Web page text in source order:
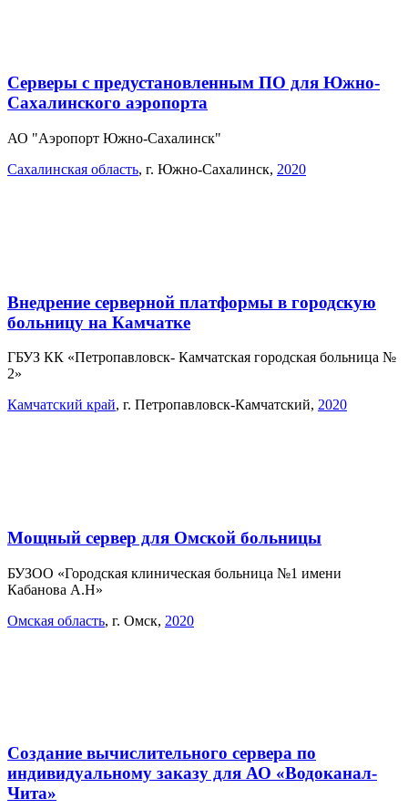
Серверы с предустановленным ПО для Южно-
Сахалинского аэропорта
АО "Аэропорт Южно-Сахалинск"
Сахалинская область, г. Южно-Сахалинск, 2020
Внедрение серверной платформы в городскую
больницу на Камчатке
ГБУЗ КК «Петропавловск- Камчатская городская больница №
2»
Камчатский край, г. Петропавловск-Камчатский, 2020
Мощный сервер для Омской больницы
БУЗОО «Городская клиническая больница №1 имени
Кабанова А.Н»
Омская область, г. Омск, 2020
Создание вычислительного сервера по
индивидуальному заказу для АО «Водоканал-
Чита»